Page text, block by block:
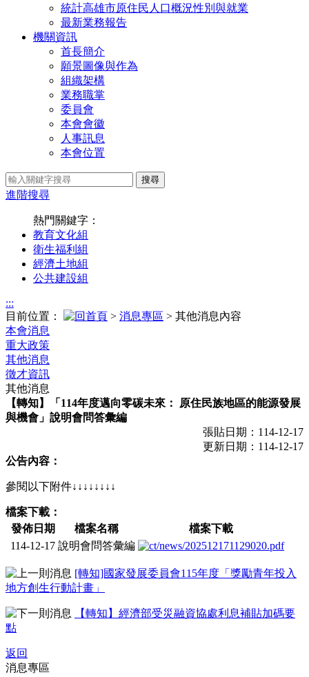
統計高雄市原住民人口概況性別與就業
最新業務報告
機關資訊
首長簡介
願景圖像與作為
組織架構
業務職掌
委員會
本會會徽
人事訊息
本會位置
搜尋
進階搜尋
熱門關鍵字：
教育文化組
衛生福利組
經濟土地組
公共建設組
:::
目前位置：
> 消息專區 > 其他消息內容
本會消息
重大政策
其他消息
徵才資訊
其他消息
【轉知】「114年度邁向零碳未來： 原住民族地區的能源發展
與機會」說明會問答彙編
張貼日期：114-12-17
更新日期：114-12-17
公告內容：
參閱以下附件↓↓↓↓↓↓↓↓
檔案下載：
發佈日期
檔案名稱
檔案下載
114-12-17 說明會問答彙編
[轉知]國家發展委員會115年度「獎勵青年投入
地方創生行動計畫」
【轉知】經濟部受災融資協處利息補貼加碼要
點
返回
消息專區